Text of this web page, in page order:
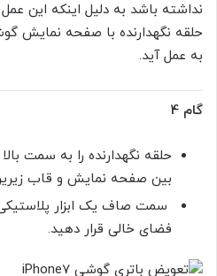
نداشته باشد به دلیل اینکه این
به عمل آید.
گام 4
حلقه نگهدارنده را به سمت
بین صفحه نمایش و قاب
فضای خالی قرار دهید.